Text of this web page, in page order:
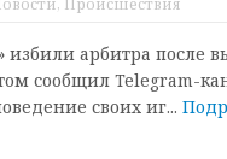
арбитра после
сообщил Telegram-
своих иг...